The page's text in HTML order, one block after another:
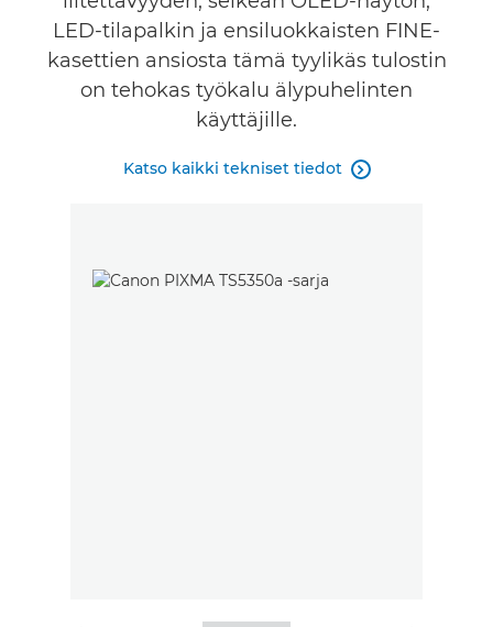
OSTA MUSTETTA
LED-tilapalkin ja ensiluokkaisten FINE-
kasettien ansiosta tämä tyylikäs tulostin
on tehokas työkalu älypuhelinten
käyttäjille.
Katso kaikki tekniset tiedot 